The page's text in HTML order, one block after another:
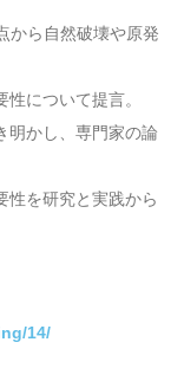
から自然破壊や原発
について提言。
明かし、専門家の論
を研究と実践から
14/